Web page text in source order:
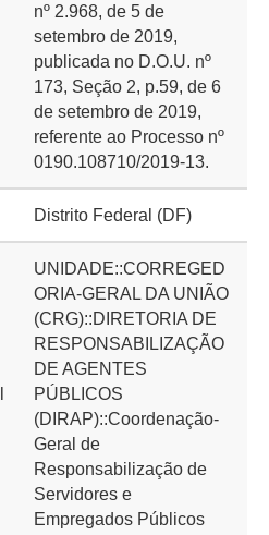
nº 2.968, de 5 de
setembro de 2019,
publicada no D.O.U. nº
173, Seção 2, p.59, de 6
de setembro de 2019,
referente ao Processo nº
0190.108710/2019-13.
Distrito Federal (DF)
UNIDADE::CORREGED
ORIA-GERAL DA UNIÃO
(CRG)::DIRETORIA DE
RESPONSABILIZAÇÃO
DE AGENTES
PÚBLICOS
(DIRAP)::Coordenação-
Geral de
Responsabilização de
Servidores e
Empregados Públicos